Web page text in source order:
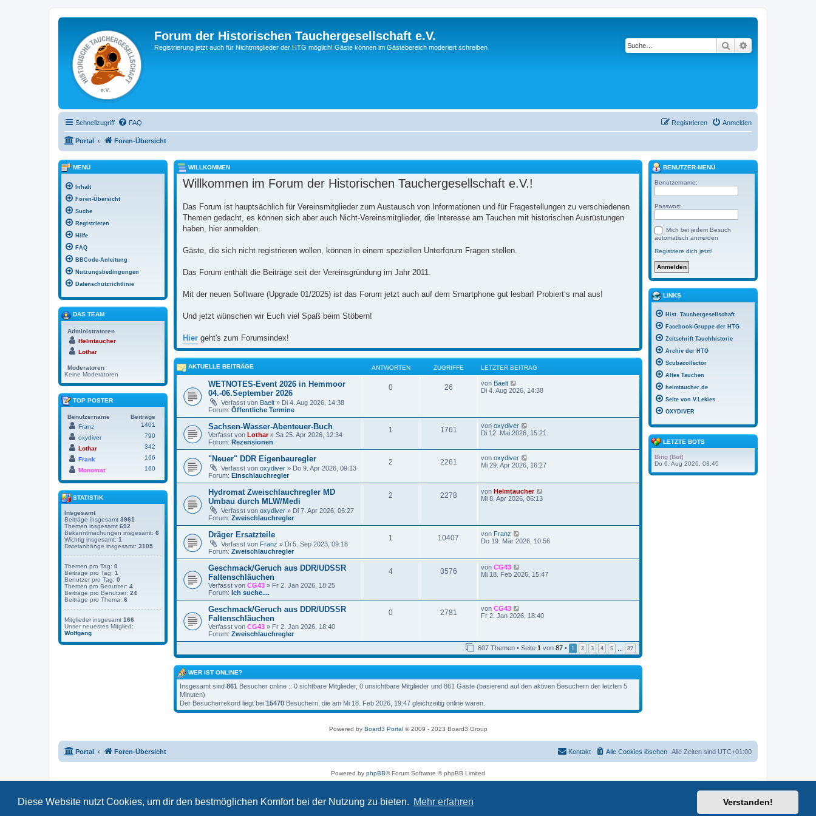
Diese Website nutzt Cookies, um dir den bestmöglichen Komfort bei der Nutzung zu bieten. Mehr erfahren Verstanden!
Forum der Historischen Tauchergesellschaft e.V.
Registrierung jetzt auch für Nichtmitglieder der HTG möglich! Gäste können im Gästebereich moderiert schreiben. Suche
Schnellzugriff FAQ Anmelden
Registrieren
Portal Foren-Übersicht
WILLKOMMEN
Willkommen im Forum der Historischen Tauchergesellschaft e.V.!
Das Forum ist hauptsächlich für Vereinsmitglieder zum Austausch von Informationen und für Fragestellungen zu verschiedenen
Themen gedacht, es können sich aber auch Nicht-Vereinsmitglieder, die Interesse am Tauchen mit historischen Ausrüstungen
haben, hier anmelden.
Gäste, die sich nicht registrieren wollen, können in einem speziellen Unterforum Fragen stellen.
Das Forum enthält die Beiträge seit der Vereinsgründung im Jahr 2011.
Mit der neuen Software (Upgrade 01/2025) ist das Forum jetzt auch auf dem Smartphone gut lesbar! Probiert‘s mal aus!
Und jetzt wünschen wir Euch viel Spaß beim Stöbern!
Hier geht's zum Forumsindex!
AKTUELLE BEITRÄGE ANTWORTEN ZUGRIFFE LETZTER BEITRAG
WETNOTES-Event 2026 in Hemmoor
04.-06.September 2026
Verfasst von Baelt » Di 4. Aug 2026, 14:38
Forum: Öffentliche Termine
0 26 von Baelt
e
t
e
r
e
i
t
g
Di 4. Aug 2026, 14:38
Sachsen-Wasser-Abenteuer-Buch
Verfasst von Lothar» Sa 25. Apr 2026, 12:34
Forum: Rezensionen
1 1761 von oxydiver
e
e
B
e
i
g
Di 12. Mai 2026, 15:21
"Neuer" DDR Eigenbauregler
Verfasst von oxydiver » Do 9. Apr 2026, 09:13
Forum: Einschlauchregler
2 2261 von oxydiver
e
t
e
t
r
g
Mi 29. Apr 2026, 16:27
Hydromat Zweischlauchregler MD
Umbau durch MLW/Medi
Verfasst von oxydiver » Di 7. Apr 2026, 06:27
Forum: Zweischlauchregler
2 2278 von Helmtaucher
t
r
t
r
Mi 8. Apr 2026, 06:13
Dräger Ersatzteile
Verfasst von Franz » Di 5. Sep 2023, 09:18
Forum: Zweischlauchregler
1 10407 von Franz
e
e
e
t
Do 19. Mär 2026, 10:56
Geschmack/Geruch aus DDR/UDSSR
Faltenschläuchen
Verfasst von CG43 » Fr 2. Jan 2026, 18:25
Forum: Ich suche....
4 3576 von CG43
e
r
t
r
Mi 18. Feb 2026, 15:47
Geschmack/Geruch aus DDR/UDSSR
Faltenschläuchen
Verfasst von CG43 » Fr 2. Jan 2026, 18:40
Forum: Zweischlauchregler
0 2781 von CG43
e
t
e
r
B
i
t
g
Fr 2. Jan 2026, 18:40
607 Themen • Seite 1 von 87 • 1 2 3 4 5 … 87
WER IST ONLINE?
Insgesamt sind 861 Besucher online :: 0 sichtbare Mitglieder, 0 unsichtbare Mitglieder und 861 Gäste (basierend auf den aktiven Besuchern der letzten 5
Minuten)
Der Besucherrekord liegt bei 15470 Besuchern, die am Mi 18. Feb 2026, 19:47 gleichzeitig online waren.
MENÜ
Inhalt
Foren-Übersicht
Suche
Registrieren
Hilfe
FAQ
BBCode-Anleitung
Nutzungsbedingungen
Datenschutzrichtlinie
DAS TEAM
Administratoren
Helmtaucher
Lothar
Moderatoren
Keine Moderatoren
TOP POSTER
Benutzername
Beiträge
Franz
1401
oxydiver
790
Lothar
342
Frank
166
Monomat
160
STATISTIK
Insgesamt
Beiträge insgesamt 3961
Themen insgesamt 692
Bekanntmachungen insgesamt: 6
Wichtig insgesamt: 1
Dateianhänge insgesamt: 3105
Themen pro Tag: 0
Beiträge pro Tag: 1
Benutzer pro Tag: 0
Themen pro Benutzer: 4
Beiträge pro Benutzer: 24
Beiträge pro Thema: 6
Mitglieder insgesamt 166
Unser neuestes Mitglied:
Wolfgang
BENUTZER-MENÜ
Benutzername:
Passwort:
Mich bei jedem Besuch
automatisch anmelden
Registriere dich jetzt!
LINKS
Hist. Tauchergesellschaft
Facebook-Gruppe der HTG
Zeitschrift Tauchhistorie
Archiv der HTG
Scubacollector
Altes Tauchen
helmtaucher.de
Seite von V.Lekies
OXYDIVER
LETZTE BOTS
Bing [Bot]
Do 6. Aug 2026, 03:45
Powered by Board3 Portal© 2009 - 2023 Board3 Group
Portal Foren-Übersicht Alle Zeiten sind UTC+01:00
Alle Cookies löschen
Kontakt
Powered by phpBB® Forum Software © phpBB Limited